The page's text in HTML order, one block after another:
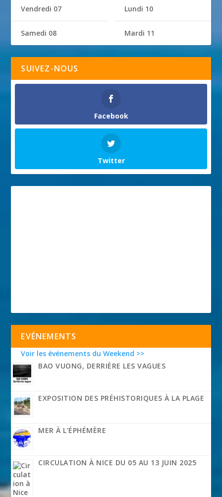
Vendredi 07
Samedi 08
Lundi 10
Mardi 11
SUIVEZ-NOUS
Facebook
Twitter
EVÉNEMENTS
Voir les événements du Weekend >>
BAO VUONG, DERRIÈRE LES VAGUES
EXPOSITION DES PRÉHISTORIQUES À LA PLAGE
MER À L’ÉPHÉMÈRE
CIRCULATION À NICE DU 05 AU 13 JUIN 2025